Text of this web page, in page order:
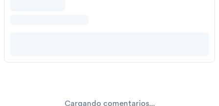
Cargando comentarios...